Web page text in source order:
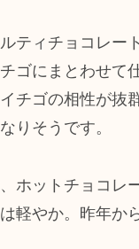
ティチョコレー
ゴにまとわせて
チゴの相性が抜
りそうです。
ホットチョコレ
軽やか。昨年か